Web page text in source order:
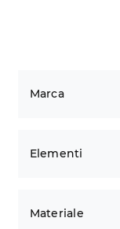
Marca
Elementi
Materiale